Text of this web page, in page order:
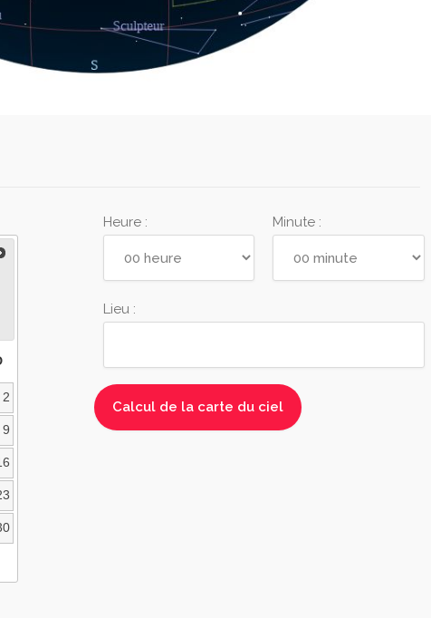
2
9
Heure : Minute :
Lieu :